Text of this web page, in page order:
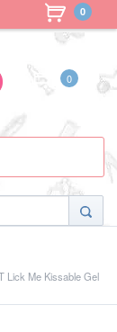
0
0
Me Kissable Gel